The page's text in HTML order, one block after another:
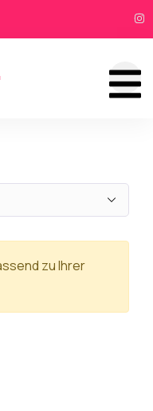
zu Ihrer